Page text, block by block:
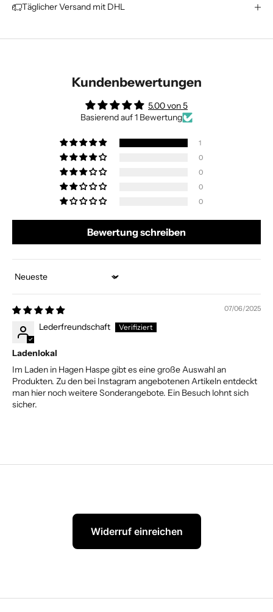
Täglicher Versand mit DHL
Kundenbewertungen
5.00 von 5
Basierend auf 1 Bewertung
1
0
0
0
0
Bewertung schreiben
Sort by
07/06/2025
Lederfreundschaft
Ladenlokal
Im Laden in Hagen Haspe gibt es eine große Auswahl an
Produkten. Zu den bei Instagram angebotenen Artikeln entdeckt
man hier noch weitere Sonderangebote. Ein Besuch lohnt sich
sicher.
Widerruf einreichen